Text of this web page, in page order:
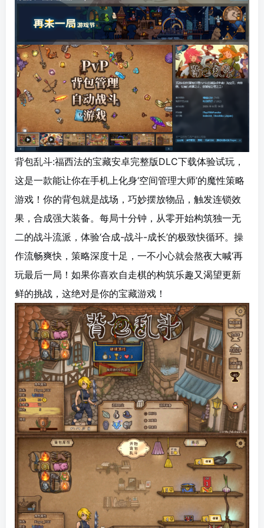
背包乱斗:福西法的宝藏安卓完整版DLC下载体验试玩，
这是一款能让你在手机上化身‘空间管理大师’的魔性策略
游戏！你的背包就是战场，巧妙摆放物品，触发连锁效
果，合成强大装备。每局十分钟，从零开始构筑独一无
二的战斗流派，体验‘合成-战斗-成长’的极致快循环。操
作流畅爽快，策略深度十足，一不小心就会熬夜大喊‘再
玩最后一局！如果你喜欢自走棋的构筑乐趣又渴望更新
鲜的挑战，这绝对是你的宝藏游戏！